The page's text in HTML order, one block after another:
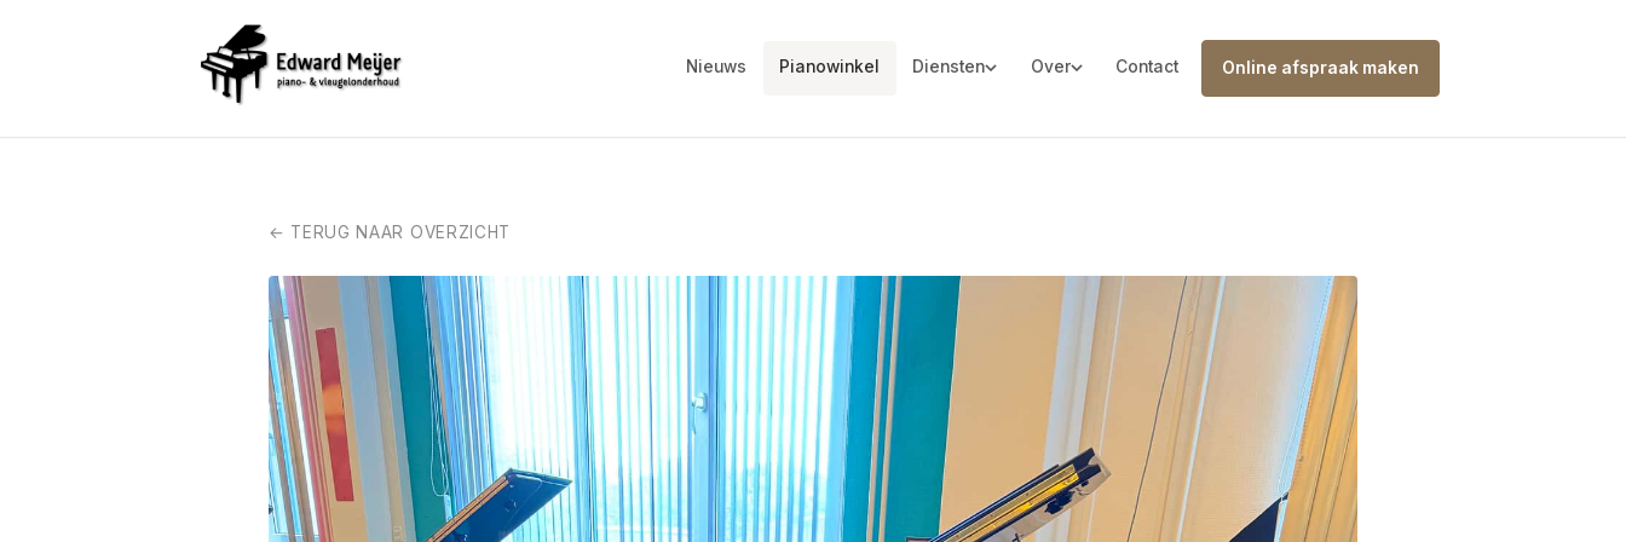
Nieuws Pianowinkel Diensten Over Contact Online afspraak maken
← TERUG NAAR OVERZICHT